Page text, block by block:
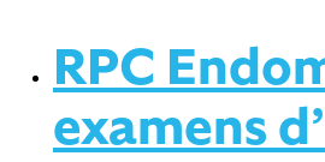
RPC
examens